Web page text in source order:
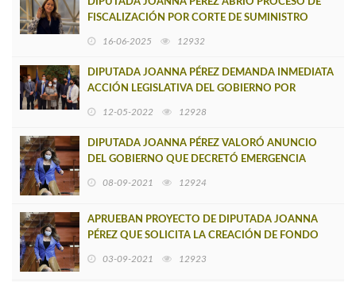
FISCALIZACIÓN POR CORTE DE SUMINISTRO
16-06-2025 12932
DIPUTADA JOANNA PÉREZ DEMANDA INMEDIATA
ACCIÓN LEGISLATIVA DEL GOBIERNO POR
12-05-2022 12928
DIPUTADA JOANNA PÉREZ VALORÓ ANUNCIO
DEL GOBIERNO QUE DECRETÓ EMERGENCIA
08-09-2021 12924
APRUEBAN PROYECTO DE DIPUTADA JOANNA
PÉREZ QUE SOLICITA LA CREACIÓN DE FONDO
03-09-2021 12923